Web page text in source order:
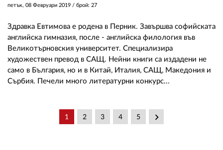
петък, 08 Февруари 2019 / брой: 27
Здравка Евтимова е родена в Перник. Завършва софийската
английска гимназия, после - английска филология във
Великотърновския университет. Специализира
художествен превод в САЩ. Нейни книги са издадени не
само в България, но и в Китай, Италия, САЩ, Македония и
Сърбия. Печели много литературни конкурс...
1 2 3 4 5 keyboard_arrow_right